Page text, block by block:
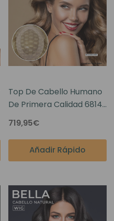
Top De Cabello Humano
De Primera Calidad 6814
Francés
719,95€
Añadir Rápido